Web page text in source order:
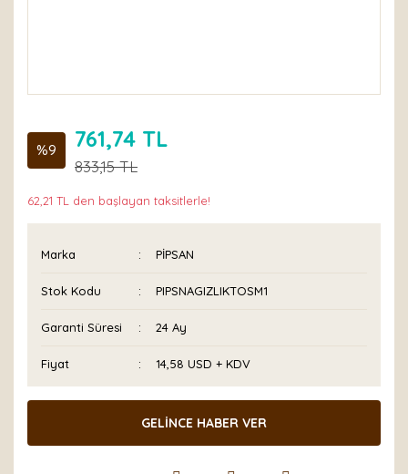
%9 761,74 TL
833,15 TL
62,21 TL den başlayan taksitlerle!
Marka PİPSAN
Stok Kodu PIPSNAGIZLIKTOSM1
Garanti Süresi 24 Ay
Fiyat 14,58 USD + KDV
GELİNCE HABER VER